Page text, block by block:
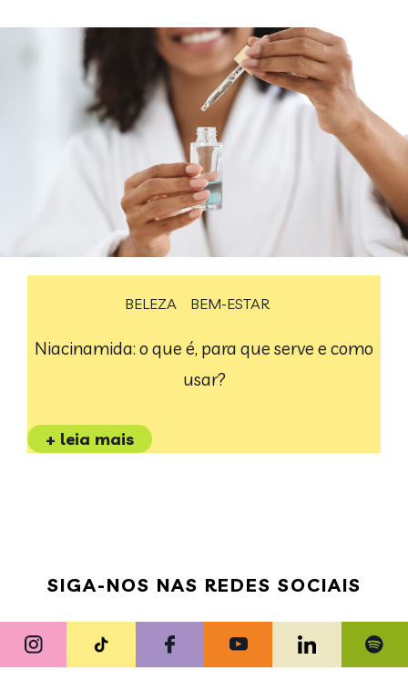
BELEZA BEM-ESTAR
Niacinamida: o que é, para que serve e como
usar?
+ leia mais
SIGA-NOS NAS REDES SOCIAIS